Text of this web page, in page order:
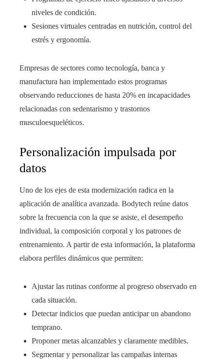
niveles de condición.
Sesiones virtuales centradas en nutrición, control del
estrés y ergonomía.
Empresas de sectores como tecnología, banca y
manufactura han implementado estos programas
observando reducciones de hasta 20% en incapacidades
relacionadas con sedentarismo y trastornos
musculoesqueléticos.
Personalización impulsada por
datos
Uno de los ejes de esta modernización radica en la
aplicación de analítica avanzada. Bodytech reúne datos
sobre la frecuencia con la que se asiste, el desempeño
individual, la composición corporal y los patrones de
entrenamiento. A partir de esta información, la plataforma
elabora perfiles dinámicos que permiten:
Ajustar las rutinas conforme al progreso observado en
cada situación.
Detectar indicios que puedan anticipar un abandono
temprano.
Proponer metas alcanzables y claramente medibles.
Segmentar y personalizar las campañas internas